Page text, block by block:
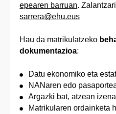
epearen barruan.
sarrera@ehu.eus
Hau da matrikulatzeko
dokumentazioa:
Datu ekonomiko eta
NANaren edo
Argazki bat, atzean
Matrikularen ordainketa